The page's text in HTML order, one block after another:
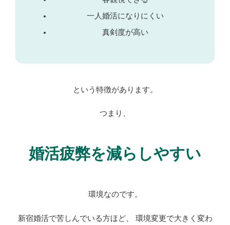
一人婚活になりにくい
真剣度が高い
という特徴があります。
つまり、
婚活疲弊を減らしやすい
環境なのです。
新宿婚活で苦しんでいる方ほど、 環境変更で大きく変わ